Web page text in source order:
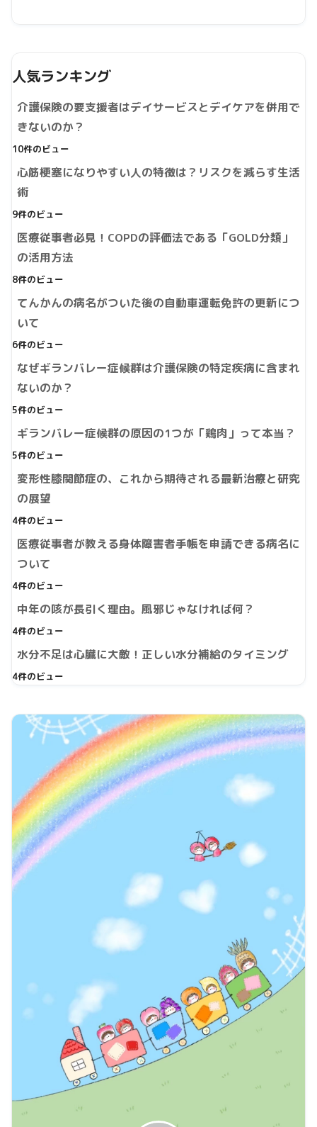
人気ランキング
介護保険の要支援者はデイサービスとデイケアを併用で
きないのか？
10件のビュー
心筋梗塞になりやすい人の特徴は？リスクを減らす生活
術
9件のビュー
医療従事者必見！COPDの評価法である「GOLD分類」
の活用方法
8件のビュー
てんかんの病名がついた後の自動車運転免許の更新につ
いて
6件のビュー
なぜギランバレー症候群は介護保険の特定疾病に含まれ
ないのか？
5件のビュー
ギランバレー症候群の原因の1つが「鶏肉」って本当？
5件のビュー
変形性膝関節症の、これから期待される最新治療と研究
の展望
4件のビュー
医療従事者が教える身体障害者手帳を申請できる病名に
ついて
4件のビュー
中年の咳が長引く理由。風邪じゃなければ何？
4件のビュー
水分不足は心臓に大敵！正しい水分補給のタイミング
4件のビュー